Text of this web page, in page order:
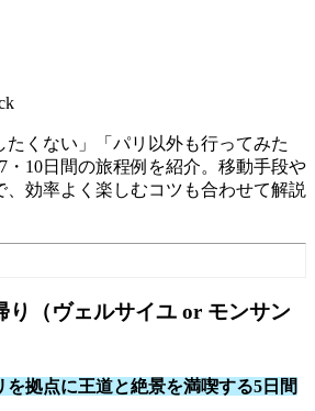
たくない」「パリ以外も行ってみた
・10日間の旅程例を紹介。移動手段や
、効率よく楽しむコツも合わせて解説
り（ヴェルサイユ or モンサン
拠点に王道と絶景を満喫する5日間